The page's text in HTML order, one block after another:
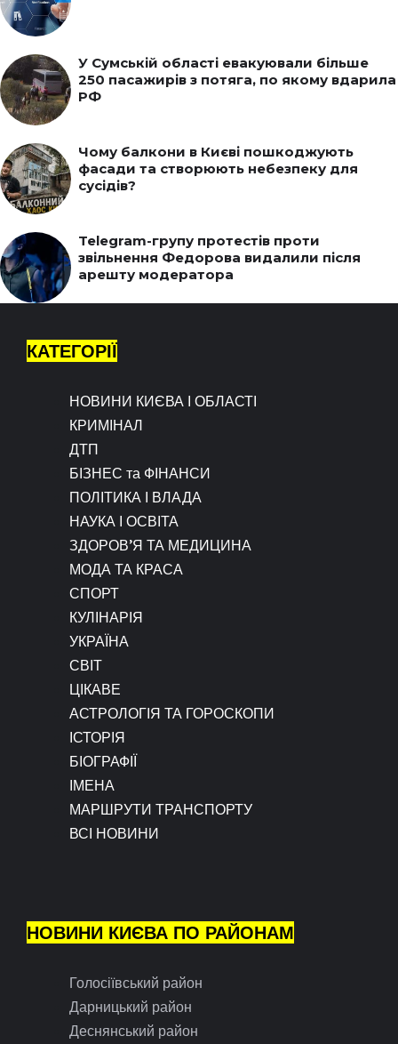
У Сумській області евакуювали більше
250 пасажирів з потяга, по якому вдарила
РФ
Чому балкони в Києві пошкоджують
фасади та створюють небезпеку для
сусідів?
Telegram-групу протестів проти
звільнення Федорова видалили після
арешту модератора
КАТЕГОРІЇ
НОВИНИ КИЄВА І ОБЛАСТІ
КРИМІНАЛ
ДТП
БІЗНЕС та ФІНАНСИ
ПОЛІТИКА І ВЛАДА
НАУКА І ОСВІТА
ЗДОРОВ’Я ТА МЕДИЦИНА
МОДА ТА КРАСА
СПОРТ
КУЛІНАРІЯ
УКРАЇНА
СВІТ
ЦІКАВЕ
АСТРОЛОГІЯ ТА ГОРОСКОПИ
ІСТОРІЯ
БІОГРАФІЇ
ІМЕНА
МАРШРУТИ ТРАНСПОРТУ
ВСІ НОВИНИ
НОВИНИ КИЄВА ПО РАЙОНАМ
Голосіївський район
Дарницький район
Деснянський район